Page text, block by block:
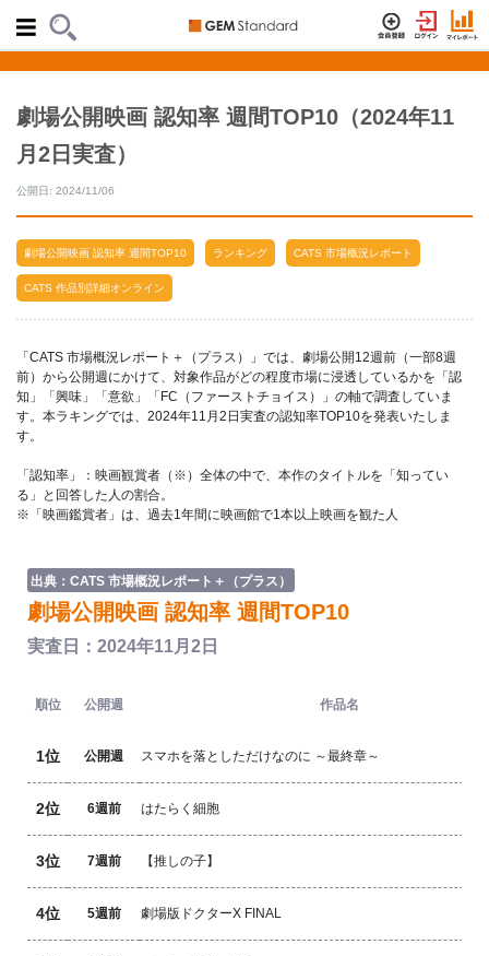
劇場公開映画 認知率 週間TOP10（2024年11
月2日実査）
公開日: 2024/11/06
劇場公開映画 認知率 週間TOP10 ランキング CATS 市場概況レポート
CATS 作品別詳細オンライン
「CATS 市場概況レポート＋（プラス）」では、劇場公開12週前（一部8週
前）から公開週にかけて、対象作品がどの程度市場に浸透しているかを「認
知」「興味」「意欲」「FC（ファーストチョイス）」の軸で調査していま
す。本ラキングでは、2024年11月2日実査の認知率TOP10を発表いたしま
す。
「認知率」：映画観賞者（※）全体の中で、本作のタイトルを「知ってい
る」と回答した人の割合。
※「映画鑑賞者」は、過去1年間に映画館で1本以上映画を観た人
出典：CATS 市場概況レポート＋（プラス）
劇場公開映画 認知率 週間TOP10
実査日：2024年11月2日
順位 公開週 作品名
1位 公開週 スマホを落としただけなのに ～最終章～
2位 6週前 はたらく細胞
3位 7週前 【推しの子】
4位 5週前 劇場版ドクターX FINAL